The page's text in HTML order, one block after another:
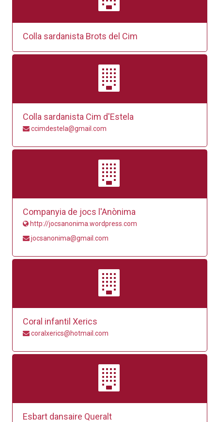
Colla sardanista Brots del Cim
Colla sardanista Cim d'Estela
ccimdestela@gmail.com
Companyia de jocs l'Anònima
http://jocsanonima.wordpress.com
jocsanonima@gmail.com
Coral infantil Xerics
coralxerics@hotmail.com
Esbart dansaire Queralt